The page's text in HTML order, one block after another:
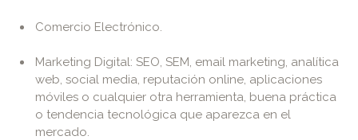
Comercio Electrónico.
Marketing Digital: SEO, SEM, email marketing, analítica
web, social media, reputación online, aplicaciones
móviles o cualquier otra herramienta, buena práctica
o tendencia tecnológica que aparezca en el
mercado.